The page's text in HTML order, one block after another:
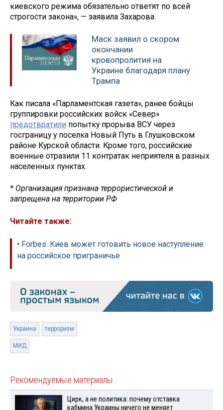
киевского режима обязательно ответят по всей
строгости закона», — заявила Захарова.
Маск заявил о скором
окончании
кровопролития на
Украине благодаря плану
Трампа
Как писала «Парламентская газета», ранее бойцы
группировки российских войск «Север»
предотвратили попытку прорыва ВСУ через
госграницу у поселка Новый Путь в Глушковском
районе Курской области. Кроме того, российские
военные отразили 11 контратак неприятеля в разных
населенных пунктах.
* Организация признана террористической и
запрещена на территории РФ
Читайте также:
• Forbes: Киев может готовить новое наступление
на российское приграничье
Украина терроризм
МИД
Рекомендуемые материалы
Цирк, а не политика: почему отставка
кабмина Украины ничего не меняет